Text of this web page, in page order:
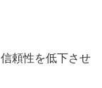
頼性を低下させ